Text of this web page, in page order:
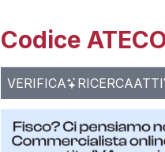
Codice
VERIFICA RICERCA